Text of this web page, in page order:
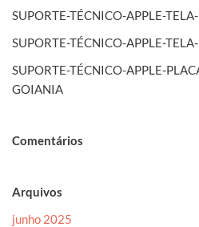
SUPORTE-TÉCNICO-APPLE-
SUPORTE-TÉCNICO-APPLE-
SUPORTE-TÉCNICO-APPLE-
GOIANIA
Comentários
Arquivos
junho 2025